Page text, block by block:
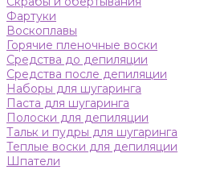
Фартуки
Воскоплавы
Горячие пленочные воски
Средства до депиляции
Средства после депиляции
Наборы для шугаринга
Паста для шугаринга
Полоски для депиляции
Тальк и пудры для шугаринга
Теплые воски для депиляции
Шпатели